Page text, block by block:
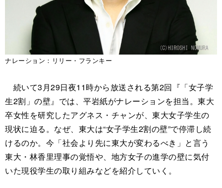
ナレーション：リリー・フランキー
続いて3月29日夜11時から放送される第2回『「女子学
生2割」の壁』では、平岩紙がナレーションを担当。東大
卒女性を研究したアグネス・チャンが、東大女子学生の
現状に迫る。なぜ、東大は“女子学生2割の壁”で停滞し続
けるのか。今「社会より先に東大が変わるべき」と言う
東大・林香里理事の覚悟や、地方女子の進学の壁に気付
いた現役学生の取り組みなどを紹介していく。